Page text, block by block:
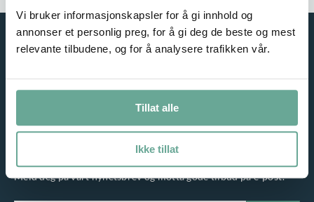
Vi bruker informasjonskapsler for å gi innhold og
annonser et personlig preg, for å gi deg de beste og mest
relevante tilbudene, og for å analysere trafikken vår.
Tillat alle
Ikke tillat
Meld deg på vårt nyhetsbrev og motta gode tilbud på e-post!